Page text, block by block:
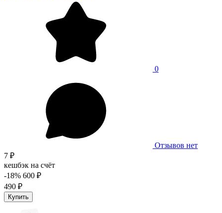
0
Отзывов нет
7 ₽
кешбэк на счёт
-18% 600 ₽
490 ₽
Купить